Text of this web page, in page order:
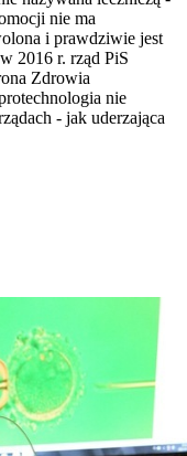
nie ma
i prawdziwie jest
2016 r. rząd PiS
Zdrowia
nie
- jak uderzająca